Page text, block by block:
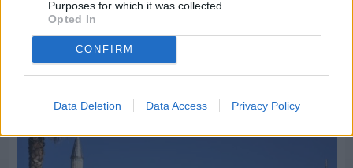
Purposes for which it was collected.
Opted In
CONFIRM
Data Deletion Data Access Privacy Policy
Πριν 5 ημέρες
Διακοπές ρεύματος: Συνασπισμό των
επιχειρήσεων προτείνει το Επιμελητήριο